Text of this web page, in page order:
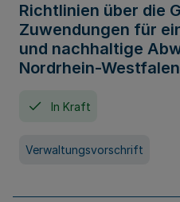
Richtlinien über die
Zuwendungen für
und nachhaltige
Nordrhein-Westfalen
In Kraft
Verwaltungsvorschrift